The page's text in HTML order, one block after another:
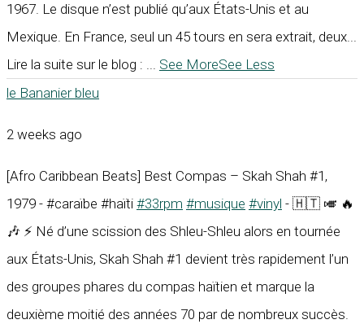
1967. Le disque n’est publié qu’aux États-Unis et au
Mexique. En France, seul un 45 tours en sera extrait, deux...
Lire la suite sur le blog : ... See MoreSee Less
le Bananier bleu
2 weeks ago
[Afro Caribbean Beats] Best Compas – Skah Shah #1,
1979 - #caraïbe #haïti #33rpm #musique #vinyl - 🇭🇹 🎺 🔥
🎶 ⚡ Né d’une scission des Shleu-Shleu alors en tournée
aux États-Unis, Skah Shah #1 devient très rapidement l’un
des groupes phares du compas haïtien et marque la
deuxième moitié des années 70 par de nombreux succès.